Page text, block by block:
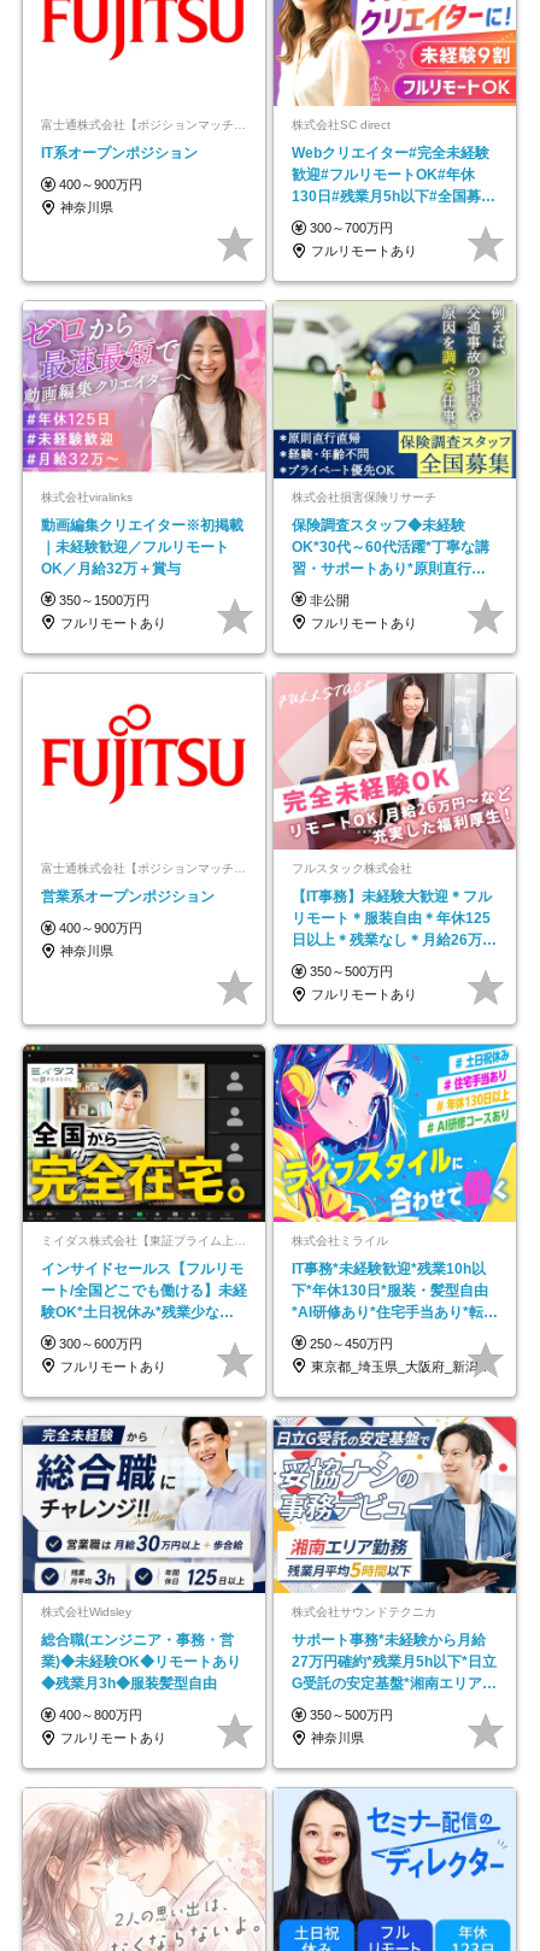
富士通株式会社【ポジションマッチ登録】
IT系オープンポジション
400～900万円
神奈川県
株式会社SC direct
Webクリエイター#完全未経験
歓迎#フルリモートOK#年休
130日#残業月5h以下#全国募集
#最大1年の研修
300～700万円
フルリモートあり
株式会社viralinks
動画編集クリエイター※初掲載
｜未経験歓迎／フルリモート
OK／月給32万＋賞与
350～1500万円
フルリモートあり
株式会社損害保険リサーチ
保険調査スタッフ◆未経験
OK*30代～60代活躍*丁寧な講
習・サポートあり*原則直行直
帰／全国募集・業務委託
非公開
フルリモートあり
富士通株式会社【ポジションマッチ登録】
営業系オープンポジション
400～900万円
神奈川県
フルスタック株式会社
【IT事務】未経験大歓迎＊フル
リモート＊服装自由＊年休125
日以上＊残業なし＊月給26万円
以上
350～500万円
フルリモートあり
インサイドセールス【フルリモ
ート/全国どこでも働ける】未経
験OK*土日祝休み*残業少なめ*
在宅勤務手当あり
300～600万円
フルリモートあり
株式会社ミライル
IT事務*未経験歓迎*残業10h以
下*年休130日*服装・髪型自由
*AI研修あり*住宅手当あり*転勤
なし
250～450万円
東京都_埼玉県_大阪府_新潟県_福岡県
株式会社Widsley
総合職(エンジニア・事務・営
業)◆未経験OK◆リモートあり
◆残業月3h◆服装髪型自由
400～800万円
フルリモートあり
株式会社サウンドテクニカ
サポート事務*未経験から月給
27万円確約*残業月5h以下*日立
G受託の安定基盤*湘南エリア勤
務
350～500万円
神奈川県